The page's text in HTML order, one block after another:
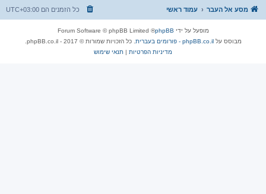
מסע אל העבר עמוד ראשי כל הזמנים הם UTC+03:00
מופעל על ידי phpBB
® Forum Software © phpBB Limited
מבוסס עלphpBB.co.il - פורומים בעברית
. כל הזכויות שמורות © 2017 - phpBB.co.il.
מדיניות הפרטיות | תנאי שימוש